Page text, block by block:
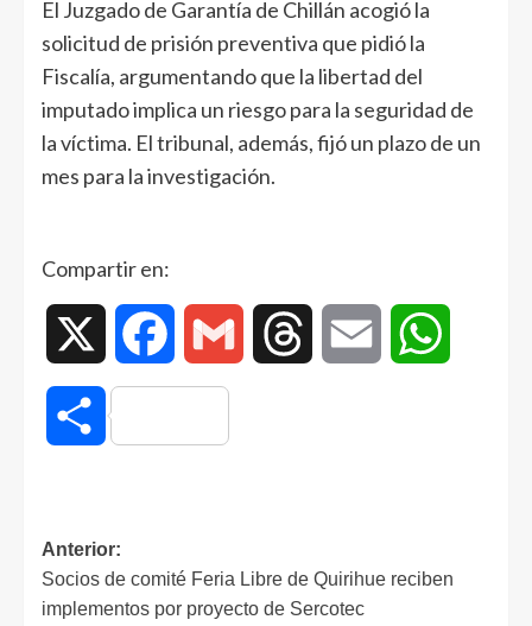
El Juzgado de Garantía de Chillán acogió la
solicitud de prisión preventiva que pidió la
Fiscalía, argumentando que la libertad del
imputado implica un riesgo para la seguridad de
la víctima. El tribunal, además, fijó un plazo de un
mes para la investigación.
Compartir en:
Facebook Gmail Threads Email
Compartir
Anterior:
Socios de comité Feria Libre de Quirihue reciben
implementos por proyecto de Sercotec